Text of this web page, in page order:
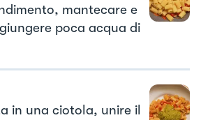
mantecare e
poca acqua di
in una ciotola, unire il